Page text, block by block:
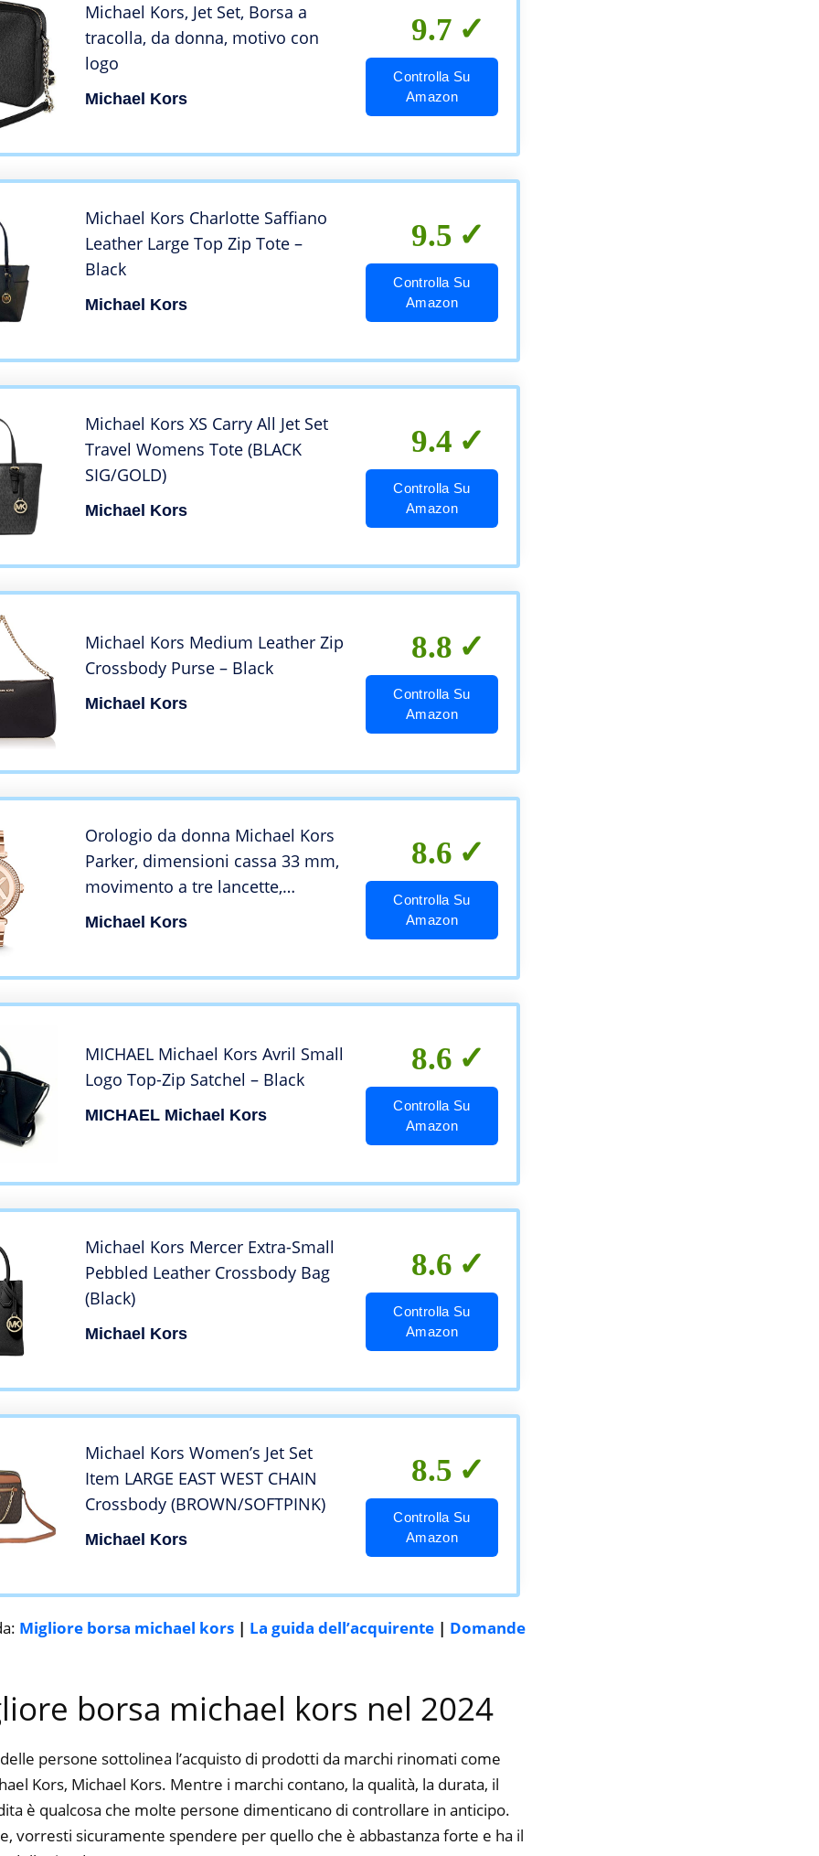
Michael Kors, Jet Set, Borsa a
tracolla, da donna, motivo con
logo
Michael Kors
9.7
Controlla Su
Amazon
Michael Kors Charlotte Saffiano
Leather Large Top Zip Tote –
Black
Michael Kors
9.5
Controlla Su
Amazon
Michael Kors XS Carry All Jet Set
Travel Womens Tote (BLACK
SIG/GOLD)
Michael Kors
9.4
Controlla Su
Amazon
Michael Kors Medium Leather Zip
Crossbody Purse – Black
Michael Kors
8.8
Controlla Su
Amazon
Orologio da donna Michael Kors
Parker, dimensioni cassa 33 mm,
movimento a tre lancette,
cinturino in acciaio inossidabile
Michael Kors
8.6
Controlla Su
Amazon
MICHAEL Michael Kors Avril Small
Logo Top-Zip Satchel – Black
MICHAEL Michael Kors
8.6
Controlla Su
Amazon
Michael Kors Mercer Extra-Small
Pebbled Leather Crossbody Bag
(Black)
Michael Kors
8.6
Controlla Su
Amazon
Michael Kors Women’s Jet Set
Item LARGE EAST WEST CHAIN
Crossbody (BROWN/SOFTPINK)
Michael Kors
8.5
Controlla Su
Amazon
Migliore borsa michael kors | La guida dell’acquirente | Domande
borsa michael kors nel 2024
persone sottolinea l’acquisto di prodotti da marchi rinomati come
Kors, Michael Kors. Mentre i marchi contano, la qualità, la durata, il
è qualcosa che molte persone dimenticano di controllare in anticipo.
vorresti sicuramente spendere per quello che è abbastanza forte e ha il